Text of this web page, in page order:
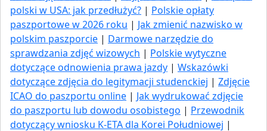
polski w USA: jak przedłużyć​? | Polskie opłaty
paszportowe w 2026 roku | Jak zmienić nazwisko w
polskim paszporcie | Darmowe narzędzie do
sprawdzania zdjęć wizowych | Polskie wytyczne
dotyczące odnowienia prawa jazdy | Wskazówki
dotyczące zdjęcia do legitymacji studenckiej | Zdjęcie
ICAO do paszportu online | Jak wydrukować zdjęcie
do paszportu lub dowodu osobistego | Przewodnik
dotyczący wniosku K-ETA dla Korei Południowej |